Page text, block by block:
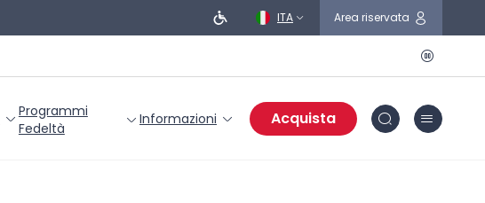
ITA Area riservata
Programmi
Fedeltà
Informazioni Acquista